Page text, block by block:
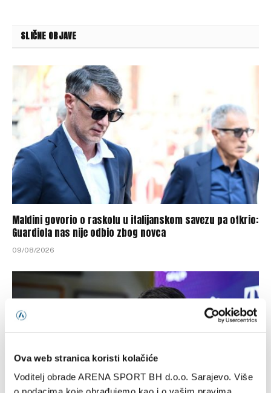
Ova web stranica koristi kolačiće
Voditelj obrade ARENA SPORT BH d.o.o. Sarajevo. Više
SLIČNE OBJAVE
Maldini govorio o raskolu u italijanskom savezu pa otkrio:
Guardiola nas nije odbio zbog novca
09/08/2026